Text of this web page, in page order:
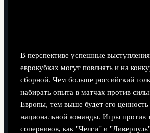
В перспективе успешные
еврокубках могут повлиять и на
сборной. Чем больше российский
набирать опыта в матчах против
Европы, тем выше будет его ценность
национальной команды. Игры против
соперников, как "Челси" и